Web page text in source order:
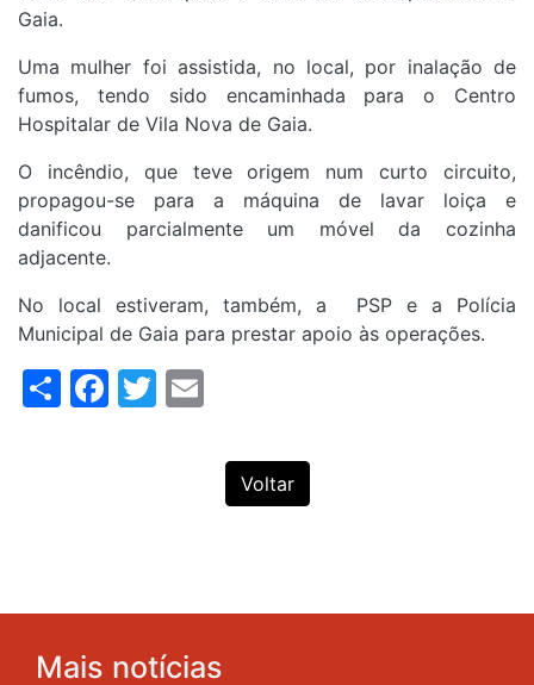
Gaia.
Uma mulher foi assistida, no local, por inalação de
fumos, tendo sido encaminhada para o Centro
Hospitalar de Vila Nova de Gaia.
O incêndio, que teve origem num curto circuito,
propagou-se para a máquina de lavar loiça e
danificou parcialmente um móvel da cozinha
adjacente.
No local estiveram, também, a PSP e a Polícia
Municipal de Gaia para prestar apoio às operações.
ShareFacebook
Twitter
Voltar
Mais notícias